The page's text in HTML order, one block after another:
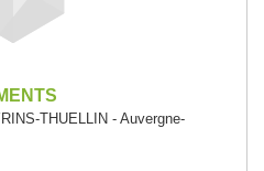
THUELLIN - Auvergne-